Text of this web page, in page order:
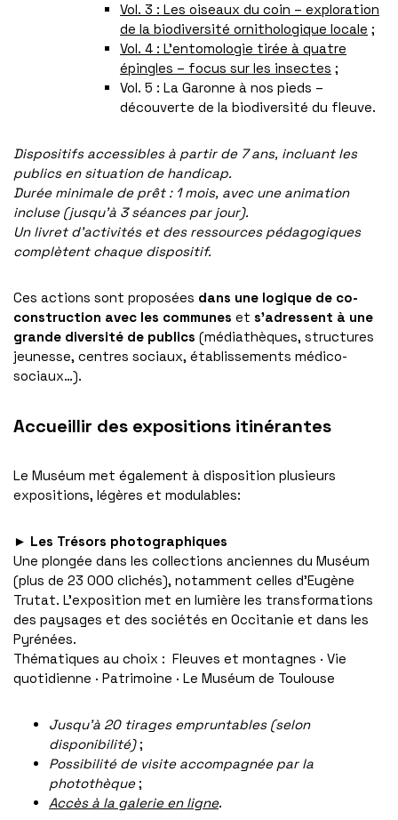
Vol. 3 : Les oiseaux du coin – exploration
de la biodiversité ornithologique locale ;
Vol. 4 : L’entomologie tirée à quatre
épingles – focus sur les insectes ;
Vol. 5 : La Garonne à nos pieds –
découverte de la biodiversité du fleuve.
Dispositifs accessibles à partir de 7 ans, incluant les
publics en situation de handicap.
Durée minimale de prêt : 1 mois, avec une animation
incluse (jusqu’à 3 séances par jour).
Un livret d’activités et des ressources pédagogiques
complètent chaque dispositif.
Ces actions sont proposées dans une logique de co-
construction avec les communes et s’adressent à une
grande diversité de publics (médiathèques, structures
jeunesse, centres sociaux, établissements médico-
sociaux…).
Accueillir des expositions itinérantes
Le Muséum met également à disposition plusieurs
expositions, légères et modulables:
► Les Trésors photographiques
Une plongée dans les collections anciennes du Muséum
(plus de 23 000 clichés), notamment celles d’Eugène
Trutat. L’exposition met en lumière les transformations
des paysages et des sociétés en Occitanie et dans les
Pyrénées.
Thématiques au choix : Fleuves et montagnes · Vie
quotidienne · Patrimoine · Le Muséum de Toulouse
Jusqu’à 20 tirages empruntables (selon
disponibilité);
Possibilité de visite accompagnée par la
photothèque;
Accès à la galerie en ligne.